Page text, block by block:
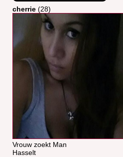
cherrie (28)
Vrouw zoekt Man
Hasselt